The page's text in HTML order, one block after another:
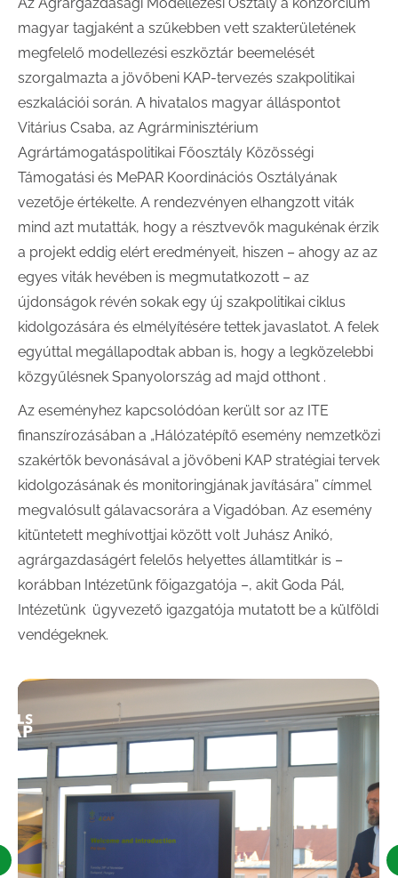
magyar tagjaként a szűkebben vett szakterületének
megfelelő modellezési eszköztár beemelését
szorgalmazta a jövőbeni KAP-tervezés szakpolitikai
eszkalációi során. A hivatalos magyar álláspontot
Vitárius Csaba, az Agrárminisztérium
Agrártámogatáspolitikai Főosztály Közösségi
Támogatási és MePAR Koordinációs Osztályának
vezetője értékelte. A rendezvényen elhangzott viták
mind azt mutatták, hogy a résztvevők magukénak érzik
a projekt eddig elért eredményeit, hiszen – ahogy az az
egyes viták hevében is megmutatkozott – az
újdonságok révén sokak egy új szakpolitikai ciklus
kidolgozására és elmélyítésére tettek javaslatot. A felek
egyúttal megállapodtak abban is, hogy a legközelebbi
közgyűlésnek Spanyolország ad majd otthont .
Az eseményhez kapcsolódóan került sor az ITE
finanszírozásában a „Hálózatépítő esemény nemzetközi
szakértők bevonásával a jövőbeni KAP stratégiai tervek
kidolgozásának és monitoringjának javítására” címmel
megvalósult gálavacsorára a Vigadóban. Az esemény
kitüntetett meghívottjai között volt Juhász Anikó,
agrárgazdaságért felelős helyettes államtitkár is –
korábban Intézetünk főigazgatója –, akit Goda Pál,
Intézetünk ügyvezető igazgatója mutatott be a külföldi
vendégeknek.